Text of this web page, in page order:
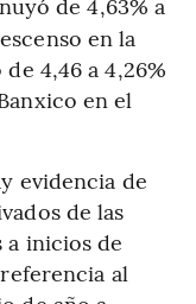
en la
4,46 a 4,26%
en el
evidencia de
de las
a inicios de
al